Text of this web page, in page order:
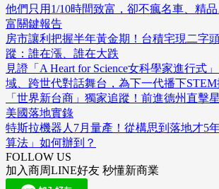
他們只用1/10時間致富，卻不瘋名車、精
富關鍵報告
房市讓利把握半年黃金期！台積宅現二字
蹤：誰在漲、誰在大跌
見證「A Heart for Science女科學家進行式
域、跨世代對話舞台，為下一代播下
「世界新台商」獨家追蹤！前進德州直擊
美國落地實錄
特斯拉機器人7月量產！從構思到落地才5
算法」如何辦到？
FOLLOW US
加入商周LINE好友 秒懂新商業